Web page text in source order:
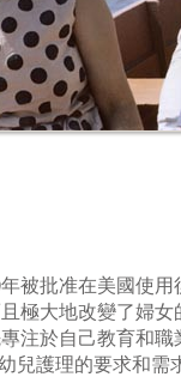
被批准在美國使用
極大地改變了婦
注於自己教育和
兒護理的要求和需